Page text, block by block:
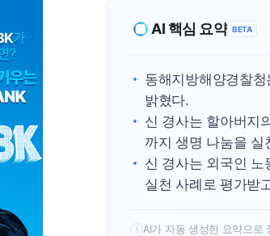
AI 핵심 요약 BETA
동해지방해양경찰
밝혔다.
신 경사는 할아버지
까지 생명 나눔을 실
신 경사는 외국인 노
실천 사례로 평가받
! AI가 자동 생성한 요약으로